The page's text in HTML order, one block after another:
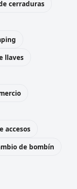
cerraduras
llaves
accesos
de bombín